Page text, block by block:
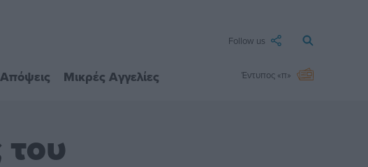
Follow us
Απόψεις Μικρές Αγγελίες Έντυπος «π»
του